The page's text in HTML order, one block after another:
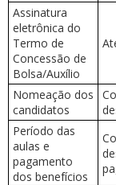
Assinatura
eletrônica do
Termo de
Concessão de
Bolsa/Auxílio
Nomeação dos
candidatos
Período das
aulas e
pagamento
dos benefícios